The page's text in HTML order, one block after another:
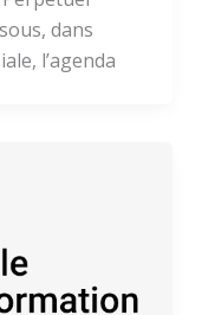
dans
l’agenda